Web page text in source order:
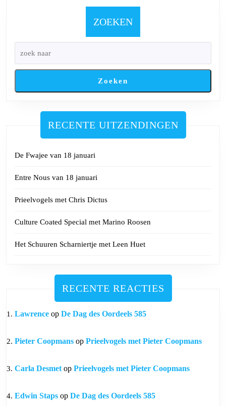
juni
2024
ZOEKEN
Zoeken
RECENTE UITZENDINGEN
De Fwajee van 18 januari
Entre Nous van 18 januari
Prieelvogels met Chris Dictus
Culture Coated Special met Marino Roosen
Het Schuuren Scharniertje met Leen Huet
RECENTE REACTIES
Lawrence op De Dag des Oordeels 585
Pieter Coopmans op Prieelvogels met Pieter Coopmans
Carla Desmet op Prieelvogels met Pieter Coopmans
Edwin Staps op De Dag des Oordeels 585